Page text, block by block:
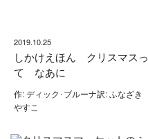
2019.10.25
しかけえほん クリスマスっ
て なあに
作: ディック･ブルーナ訳: ふなざき
やすこ